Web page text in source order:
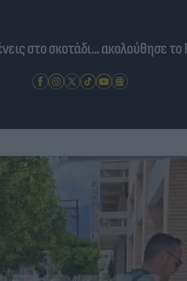
στο σκοτάδι... ακολούθησε